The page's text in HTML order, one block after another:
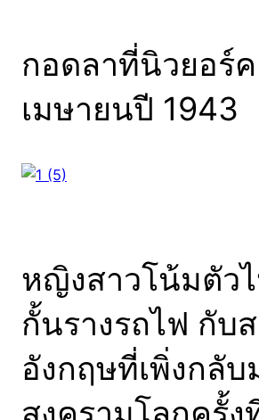
กอดลาที่นิวยอร์
เมษายนปี 1943
หญิงสาวโน้มตัว
กั้นรางรถไฟ กับ
อังกฤษที่เพิ่งกลับ